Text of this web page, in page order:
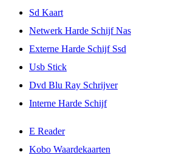
Sd Kaart
Netwerk Harde Schijf Nas
Externe Harde Schijf Ssd
Usb Stick
Dvd Blu Ray Schrijver
Interne Harde Schijf
E Reader
Kobo Waardekaarten